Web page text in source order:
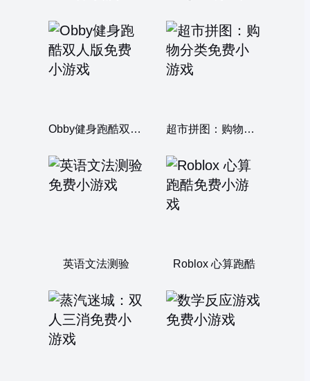
Obby健身跑酷双人版 超市拼图：购物分类
英语文法测验 Roblox 心算跑酷